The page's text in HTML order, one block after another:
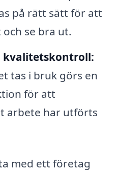
på rätt sätt för att
se bra ut.
kvalitetskontroll:
tas i bruk görs en
för att
arbete har utförts
med ett företag